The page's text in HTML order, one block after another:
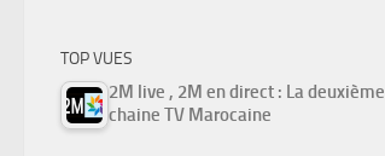
TOP VUES
2M live , 2M en direct : La deuxième
chaine TV Marocaine